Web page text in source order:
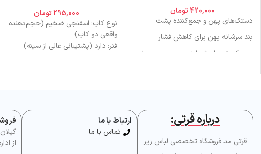
420,000تومان
دستک‌های پهن و جمع‌کننده پشت
بند سرشانه پهن برای کاهش فشار
رویه کبریتی با برش لیزری، بدون رد دوخت
توصیه: یک سایز بزرگ‌تر انتخاب شود
295,000تومان
نوع کاپ: اسفنجی ضخیم (حجم‌دهنده
واقعی دو کاپ)
فنر: دارد (پشتیبانی عالی از سینه)
بندها: قابل تنظیم + جداشونده
خود تهیه کنید
درباره قرتی:
قرتی مد فروشگاه تخصصی لباس زیر
ارتباط با ما
تماس با ما
از